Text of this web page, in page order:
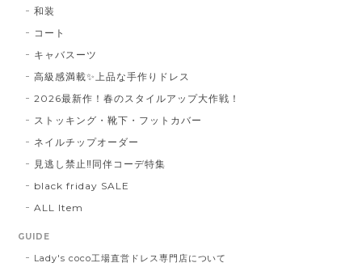
和装
コート
キャバスーツ
高級感満載✨上品な手作りドレス
2026最新作！春のスタイルアップ大作戦！
ストッキング・靴下・フットカバー
ネイルチップオーダー
見逃し禁止‼同伴コーデ特集
black friday SALE
ALL Item
GUIDE
Lady's coco工場直営ドレス専門店について